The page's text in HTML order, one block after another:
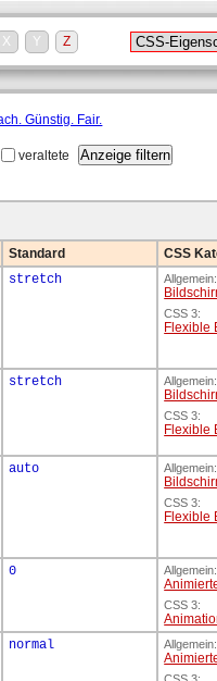
veraltete
Standard
CSS
stretch Allgemein:
CSS 3:
Flexible
stretch Allgemein:
CSS 3:
Flexible
auto Allgemein:
CSS 3:
Flexible
0 Allgemein:
CSS 3:
normal Allgemein:
X Y Z